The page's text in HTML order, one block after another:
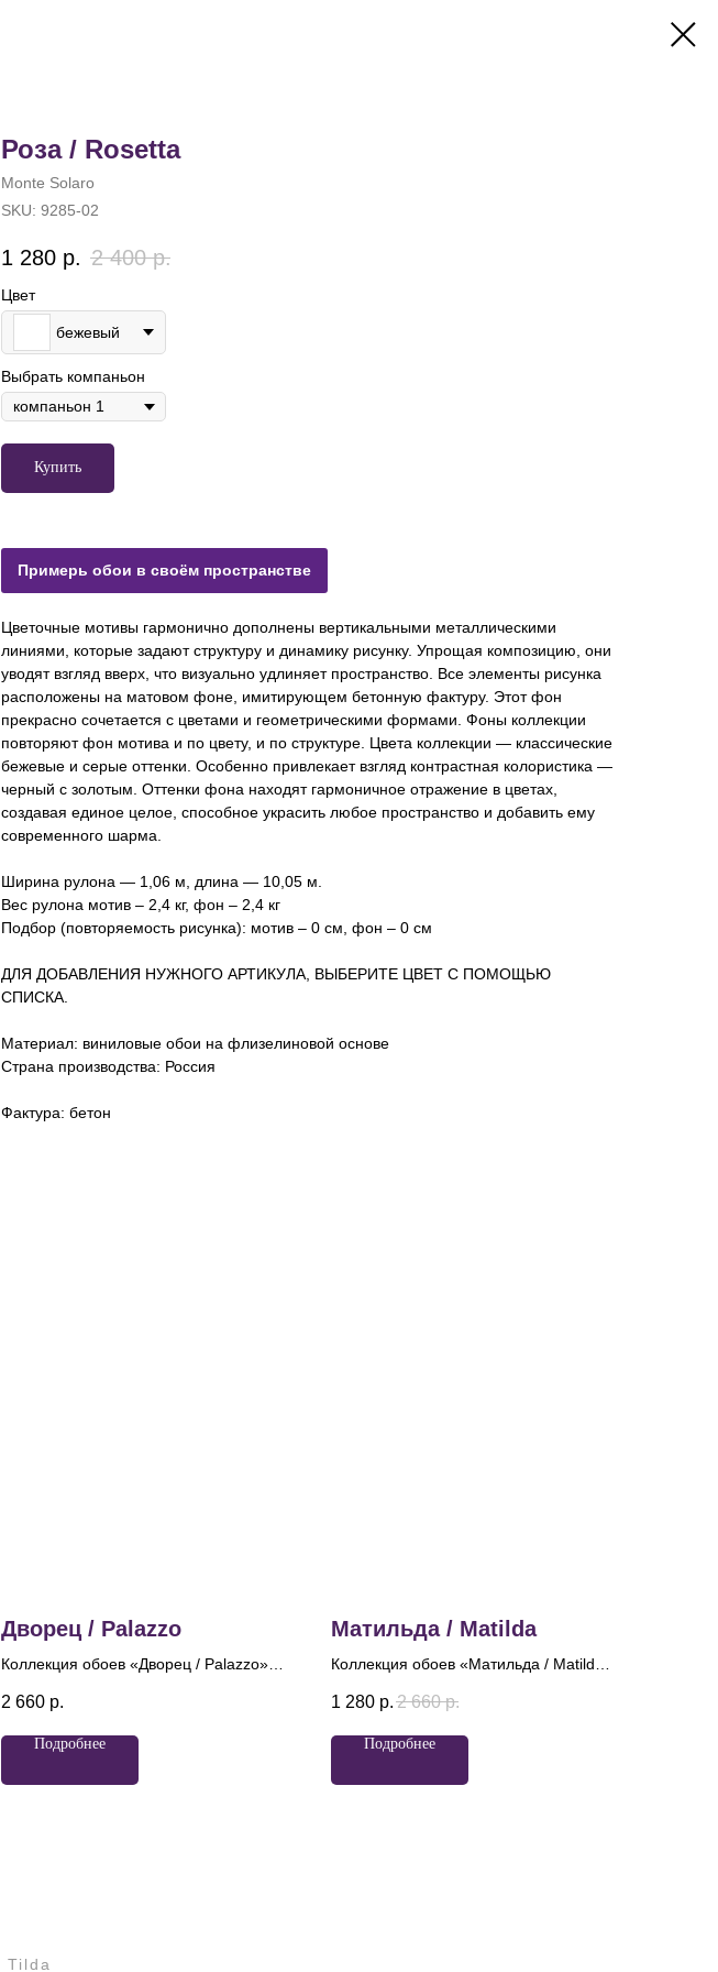
Роза / Rosetta
Monte Solaro
SKU: 9285-02
1 280 р. 2 400 р.
Цвет
бежевый
Выбрать компаньон
Купить
Примерь обои в своём пространстве
Цветочные мотивы гармонично дополнены вертикальными металлическими
линиями, которые задают структуру и динамику рисунку. Упрощая композицию, они
уводят взгляд вверх, что визуально удлиняет пространство. Все элементы рисунка
расположены на матовом фоне, имитирующем бетонную фактуру. Этот фон
прекрасно сочетается с цветами и геометрическими формами. Фоны коллекции
повторяют фон мотива и по цвету, и по структуре. Цвета коллекции — классические
бежевые и серые оттенки. Особенно привлекает взгляд контрастная колористика —
черный с золотым. Оттенки фона находят гармоничное отражение в цветах,
создавая единое целое, способное украсить любое пространство и добавить ему
современного шарма.
Ширина рулона — 1,06 м, длина — 10,05 м.
Вес рулона мотив – 2,4 кг, фон – 2,4 кг
Подбор (повторяемость рисунка): мотив – 0 см, фон – 0 см
ДЛЯ ДОБАВЛЕНИЯ НУЖНОГО АРТИКУЛА, ВЫБЕРИТЕ ЦВЕТ С ПОМОЩЬЮ
СПИСКА.
Материал: виниловые обои на флизелиновой основе
Страна производства: Россия
Фактура: бетон
Дворец / Palazzo
Коллекция обоев «Дворец / Palazzo»
элегантности и роскоши. Дизайн и
название вдохновлены великолепием
дворцовых интерьеров, создавая
атмосферу аристократизма и
2 660 р.
Подробнее
Матильда / Matilda
Коллекция обоев «Матильда / Matilda»
именем легендарной балерины. Эти
обои с роскошным дамаском
привлекают внимание утонченной
эстетикой, где центральные розетки,
1 280 р. 2 660 р.
Подробнее
Tilda